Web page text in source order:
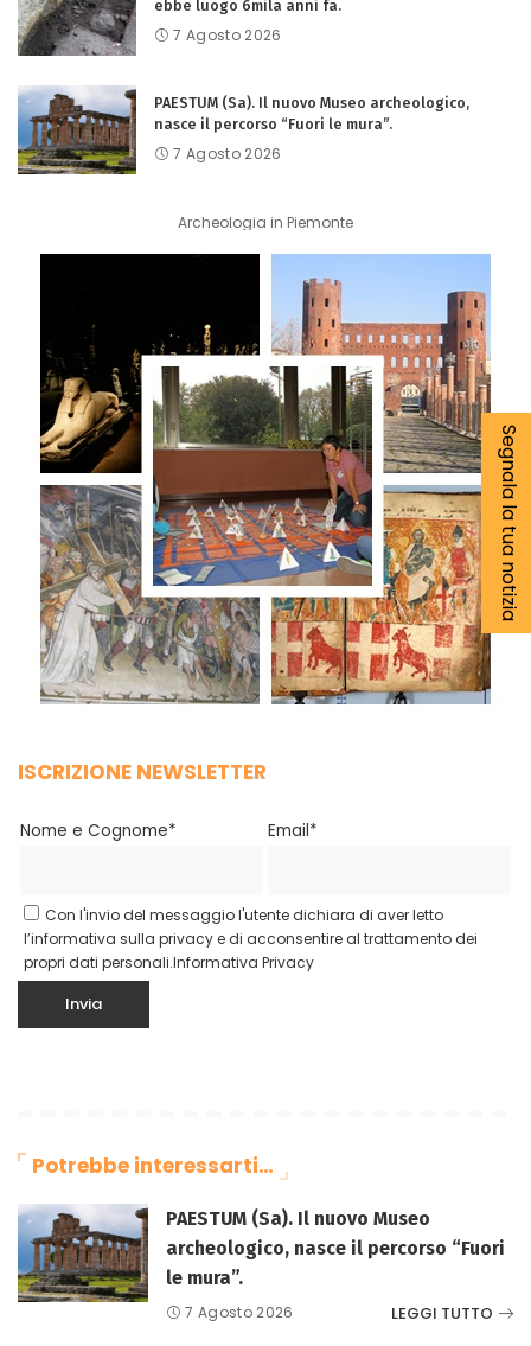
ebbe luogo 6mila anni fa.
7 Agosto 2026
PAESTUM (Sa). Il nuovo Museo archeologico,
nasce il percorso “Fuori le mura”.
7 Agosto 2026
Archeologia in Piemonte
ISCRIZIONE NEWSLETTER
Nome e Cognome* Email*
Con l'invio del messaggio l'utente dichiara di aver letto
l’informativa sulla privacy e di acconsentire al trattamento dei
propri dati personali.Informativa Privacy
Potrebbe interessarti…
PAESTUM (Sa). Il nuovo Museo
archeologico, nasce il percorso “Fuori
le mura”.
7 Agosto 2026 LEGGI TUTTO
Segnala la tua notizia